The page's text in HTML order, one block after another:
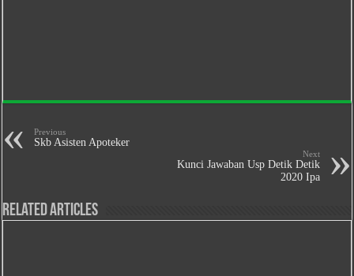
Previous
Skb Asisten Apoteker
Next
Kunci Jawaban Usp Detik Detik
2020 Ipa
Related Articles